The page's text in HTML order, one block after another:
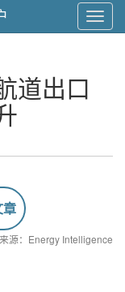
道出口
源：Energy Intelligence